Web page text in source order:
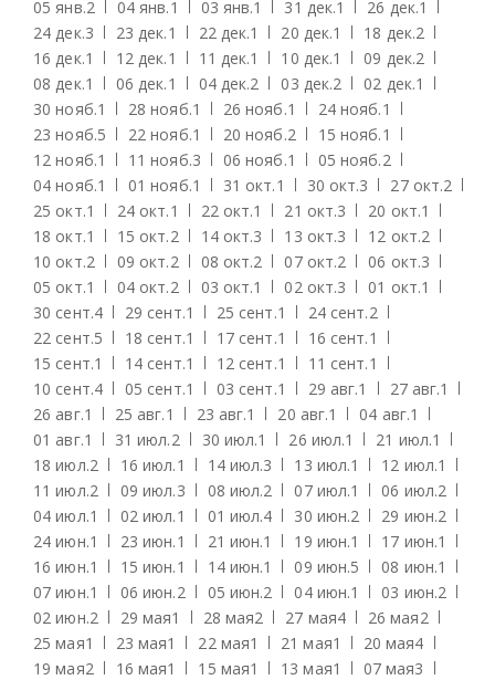
05 янв.2 04 янв.1 03 янв.1 31 дек.1 26 дек.1
24 дек.3 23 дек.1 22 дек.1 20 дек.1 18 дек.2
16 дек.1 12 дек.1 11 дек.1 10 дек.1 09 дек.2
08 дек.1 06 дек.1 04 дек.2 03 дек.2 02 дек.1
30 нояб.1 28 нояб.1 26 нояб.1 24 нояб.1
23 нояб.5 22 нояб.1 20 нояб.2 15 нояб.1
12 нояб.1 11 нояб.3 06 нояб.1 05 нояб.2
04 нояб.1 01 нояб.1 31 окт.1 30 окт.3 27 окт.2
25 окт.1 24 окт.1 22 окт.1 21 окт.3 20 окт.1
18 окт.1 15 окт.2 14 окт.3 13 окт.3 12 окт.2
10 окт.2 09 окт.2 08 окт.2 07 окт.2 06 окт.3
05 окт.1 04 окт.2 03 окт.1 02 окт.3 01 окт.1
30 сент.4 29 сент.1 25 сент.1 24 сент.2
22 сент.5 18 сент.1 17 сент.1 16 сент.1
15 сент.1 14 сент.1 12 сент.1 11 сент.1
10 сент.4 05 сент.1 03 сент.1 29 авг.1 27 авг.1
26 авг.1 25 авг.1 23 авг.1 20 авг.1 04 авг.1
01 авг.1 31 июл.2 30 июл.1 26 июл.1 21 июл.1
18 июл.2 16 июл.1 14 июл.3 13 июл.1 12 июл.1
11 июл.2 09 июл.3 08 июл.2 07 июл.1 06 июл.2
04 июл.1 02 июл.1 01 июл.4 30 июн.2 29 июн.2
24 июн.1 23 июн.1 21 июн.1 19 июн.1 17 июн.1
16 июн.1 15 июн.1 14 июн.1 09 июн.5 08 июн.1
07 июн.1 06 июн.2 05 июн.2 04 июн.1 03 июн.2
02 июн.2 29 мая1 28 мая2 27 мая4 26 мая2
25 мая1 23 мая1 22 мая1 21 мая1 20 мая4
19 мая2 16 мая1 15 мая1 13 мая1 07 мая3